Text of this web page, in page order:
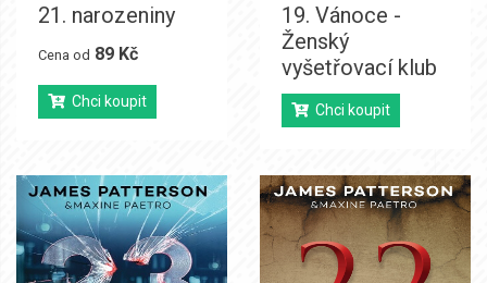
21. narozeniny
Cena od 89 Kč
Chci koupit
19. Vánoce -
Ženský
vyšetřovací klub
Chci koupit